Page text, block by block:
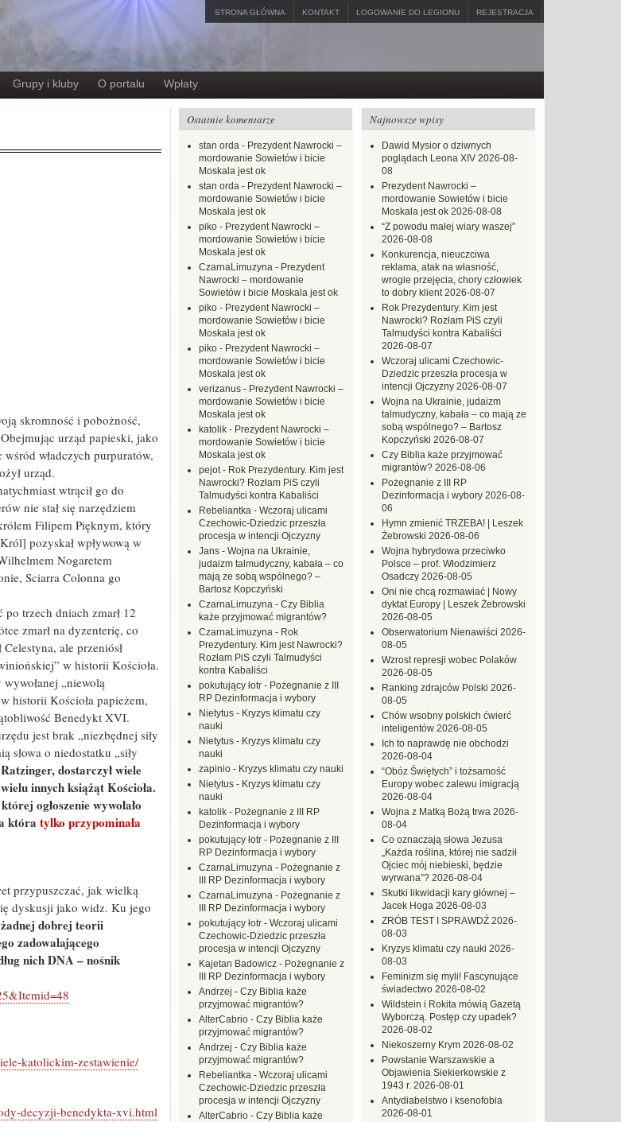
STRONA GŁÓWNA KONTAKT LOGOWANIE DO LEGIONU REJESTRACJA
Grupy i kluby O portalu Wpłaty
skromność i pobożność,
urząd papieski, jako
władczych purpuratów,
urząd.
wtrącił go do
nie stał się narzędziem
Filipem Pięknym, który
pozyskał wpływową w
Nogaretem
Sciarra Colonna go
po trzech dniach zmarł 12
zmarł na dyzenterię, co
ale przeniósł
w historii Kościoła.
„niewolą
historii Kościoła papieżem,
Benedykt XVI.
jest brak „niezbędnej siły
słowa o niedostatku „siły
dostarczył wiele
innych książąt Kościoła.
której ogłoszenie wywołało
która tylko przypominała
przypuszczać, jak wielką
dyskusji jako widz. Ku jego
dobrej teorii
zadowalającego
nich DNA – nośnik
katolickim-zestawienie/
decyzji-benedykta-xvi.html
Najnowsze wpisy
Dawid Mysior o dziwnych
poglądach Leona XIV 2026-08-
08
Prezydent Nawrocki –
mordowanie Sowietów i bicie
Moskala jest ok 2026-08-08
“Z powodu małej wiary waszej”
2026-08-08
Konkurencja, nieuczciwa
reklama, atak na własność,
wrogie przejęcia, chory człowiek
to dobry klient 2026-08-07
Rok Prezydentury. Kim jest
Nawrocki? Rozłam PiS czyli
Talmudyści kontra Kabaliści
2026-08-07
Wczoraj ulicami Czechowic-
Dziedzic przeszła procesja w
intencji Ojczyzny 2026-08-07
Wojna na Ukrainie, judaizm
talmudyczny, kabała – co mają ze
sobą wspólnego? – Bartosz
Kopczyński 2026-08-07
Czy Biblia każe przyjmować
migrantów? 2026-08-06
Pożegnanie z III RP
Dezinformacja i wybory 2026-08-
06
Hymn zmienić TRZEBA! | Leszek
Żebrowski 2026-08-06
Wojna hybrydowa przeciwko
Polsce – prof. Włodzimierz
Osadczy 2026-08-05
Oni nie chcą rozmawiać | Nowy
dyktat Europy | Leszek Żebrowski
2026-08-05
Obserwatorium Nienawiści 2026-
08-05
Wzrost represji wobec Polaków
2026-08-05
Ranking zdrajców Polski 2026-
08-05
Chów wsobny polskich ćwierć
inteligentów 2026-08-05
Ich to naprawdę nie obchodzi
2026-08-04
“Obóz Świętych” i tożsamość
Europy wobec zalewu imigracją
2026-08-04
Wojna z Matką Bożą trwa 2026-
08-04
Co oznaczają słowa Jezusa
„Każda roślina, której nie sadził
Ojciec mój niebieski, będzie
wyrwana”? 2026-08-04
Skutki likwidacji kary głównej –
Jacek Hoga 2026-08-03
ZRÓB TEST I SPRAWDŹ 2026-
08-03
Kryzys klimatu czy nauki 2026-
08-03
Feminizm się myli! Fascynujące
świadectwo 2026-08-02
Wildstein i Rokita mówią Gazetą
Wyborczą. Postęp czy upadek?
2026-08-02
Niekoszerny Krym 2026-08-02
Powstanie Warszawskie a
Objawienia Siekierkowskie z
1943 r. 2026-08-01
Antydiabelstwo i ksenofobia
2026-08-01
Ostatnie komentarze
stan orda - Prezydent Nawrocki –
mordowanie Sowietów i bicie
Moskala jest ok
stan orda - Prezydent Nawrocki –
mordowanie Sowietów i bicie
Moskala jest ok
piko - Prezydent Nawrocki –
mordowanie Sowietów i bicie
Moskala jest ok
CzarnaLimuzyna - Prezydent
Nawrocki – mordowanie
Sowietów i bicie Moskala jest ok
piko - Prezydent Nawrocki –
mordowanie Sowietów i bicie
Moskala jest ok
piko - Prezydent Nawrocki –
mordowanie Sowietów i bicie
Moskala jest ok
verizanus - Prezydent Nawrocki –
mordowanie Sowietów i bicie
Moskala jest ok
katolik - Prezydent Nawrocki –
mordowanie Sowietów i bicie
Moskala jest ok
pejot- Rok Prezydentury. Kim jest
Nawrocki? Rozłam PiS czyli
Talmudyści kontra Kabaliści
Rebeliantka - Wczoraj ulicami
Czechowic-Dziedzic przeszła
procesja w intencji Ojczyzny
Jans - Wojna na Ukrainie,
judaizm talmudyczny, kabała – co
mają ze sobą wspólnego? –
Bartosz Kopczyński
CzarnaLimuzyna - Czy Biblia
każe przyjmować migrantów?
CzarnaLimuzyna - Rok
Prezydentury. Kim jest Nawrocki?
Rozłam PiS czyli Talmudyści
kontra Kabaliści
pokutujący łotr - Pożegnanie z III
RP Dezinformacja i wybory
Nietytus - Kryzys klimatu czy
nauki
Nietytus - Kryzys klimatu czy
nauki
zapinio - Kryzys klimatu czy nauki
Nietytus - Kryzys klimatu czy
nauki
katolik - Pożegnanie z III RP
Dezinformacja i wybory
pokutujący łotr - Pożegnanie z III
RP Dezinformacja i wybory
CzarnaLimuzyna - Pożegnanie z
III RP Dezinformacja i wybory
CzarnaLimuzyna - Pożegnanie z
III RP Dezinformacja i wybory
pokutujący łotr - Wczoraj ulicami
Czechowic-Dziedzic przeszła
procesja w intencji Ojczyzny
Kajetan Badowicz - Pożegnanie z
III RP Dezinformacja i wybory
Andrzej - Czy Biblia każe
przyjmować migrantów?
AlterCabrio - Czy Biblia każe
przyjmować migrantów?
Andrzej - Czy Biblia każe
przyjmować migrantów?
Rebeliantka - Wczoraj ulicami
Czechowic-Dziedzic przeszła
procesja w intencji Ojczyzny
AlterCabrio - Czy Biblia każe